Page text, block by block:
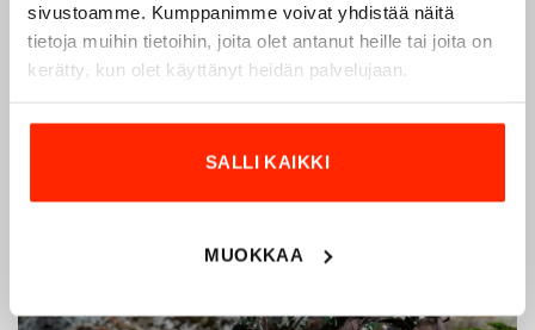
sivustoamme. Kumppanimme voivat yhdistää näitä
tietoja muihin tietoihin, joita olet antanut heille tai joita on
kerätty, kun olet käyttänyt heidän palvelujaan.
SALLI KAIKKI
MUOKKAA